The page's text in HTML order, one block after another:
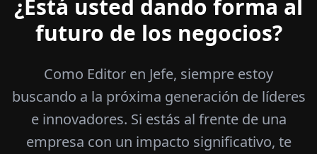
¿Está usted dando forma al
futuro de los negocios?
Como Editor en Jefe, siempre estoy
buscando a la próxima generación de líderes
e innovadores. Si estás al frente de una
empresa con un impacto significativo, te